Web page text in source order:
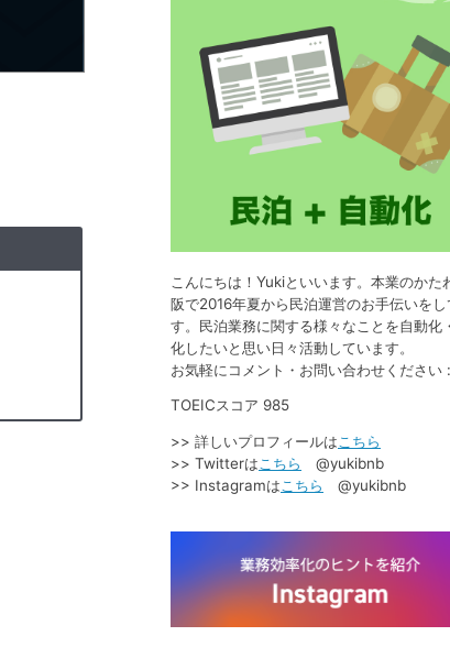
こんにちは！Yukiといいます。本業のかた
阪で2016年夏から民泊運営のお手伝いをし
す。民泊業務に関する様々なことを自動化
化したいと思い日々活動しています。
お気軽にコメント・お問い合わせください
TOEICスコア 985
>> 詳しいプロフィールは こちら
>> Twitterは こちら
@yukibnb
>> Instagramは こちら @yukibnb